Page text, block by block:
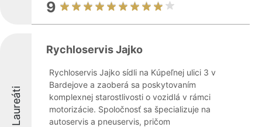
9
Laureáti
Rychloservis Jajko
Rychloservis Jajko sídli na Kúpeľnej ulici 3 v
Bardejove a zaoberá sa poskytovaním
komplexnej starostlivosti o vozidlá v rámci
motorizácie. Spoločnosť sa špecializuje na
autoservis a pneuservis, pričom